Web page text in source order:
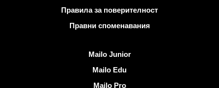
Правила за поверителност
Правни споменавания
Mailo Junior
Mailo Edu
Mailo Pro